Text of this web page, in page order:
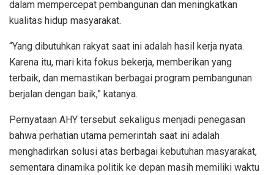
dalam mempercepat pembangunan dan meningkatkan
kualitas hidup masyarakat.
“Yang dibutuhkan rakyat saat ini adalah hasil kerja nyata.
Karena itu, mari kita fokus bekerja, memberikan yang
terbaik, dan memastikan berbagai program pembangunan
berjalan dengan baik,” katanya.
Pernyataan AHY tersebut sekaligus menjadi penegasan
bahwa perhatian utama pemerintah saat ini adalah
menghadirkan solusi atas berbagai kebutuhan masyarakat,
sementara dinamika politik ke depan masih memiliki waktu